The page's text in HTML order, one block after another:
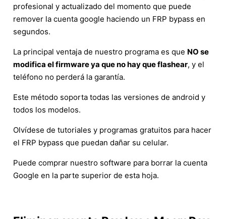
profesional y actualizado del momento que puede
remover la cuenta google haciendo un FRP bypass en
segundos.
La principal ventaja de nuestro programa es que NO se
modifica el firmware ya que no hay que flashear, y el
teléfono no perderá la garantía.
Este método soporta todas las versiones de android y
todos los modelos.
Olvídese de tutoriales y programas gratuitos para hacer
el FRP bypass que puedan dañar su celular.
Puede comprar nuestro software para borrar la cuenta
Google en la parte superior de esta hoja.